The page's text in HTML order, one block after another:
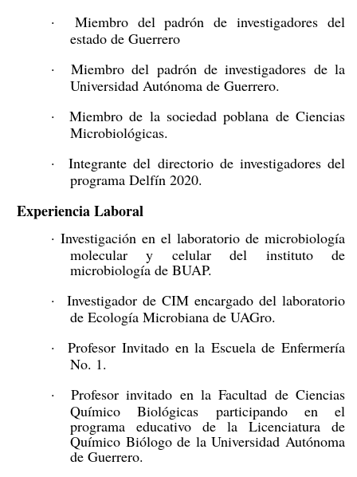
·
Miembro del padrón de investigadores del
estado de Guerrero
·
Miembro del padrón de investigadores de la
Universidad Autónoma de Guerrero.
·
Miembro de la sociedad poblana de Ciencias
Microbiológicas.
·
Integrante del directorio de investigadores del
programa Delfín 2020.
Experiencia Laboral
· Investigación en el laboratorio de microbiología
molecular y celular del instituto de
microbiología de BUAP.
·
Investigador de CIM encargado del laboratorio
de Ecología Microbiana de UAGro.
·
Profesor Invitado en la Escuela de Enfermería
No. 1.
·
Profesor invitado en la Facultad de Ciencias
Químico Biológicas participando en el
programa educativo de la Licenciatura de
Químico Biólogo de la Universidad Autónoma
de Guerrero.